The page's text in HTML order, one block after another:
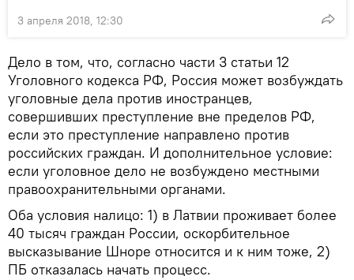
3 апреля 2018, 12:30
Дело в том, что, согласно части 3 статьи 12
Уголовного кодекса РФ, Россия может возбуждать
уголовные дела против иностранцев,
совершивших преступление вне пределов РФ,
если это преступление направлено против
российских граждан. И дополнительное условие:
если уголовное дело не возбуждено местными
правоохранительными органами.
Оба условия налицо: 1) в Латвии проживает более
40 тысяч граждан России, оскорбительное
высказывание Шноре относится и к ним тоже, 2)
ПБ отказалась начать процесс.